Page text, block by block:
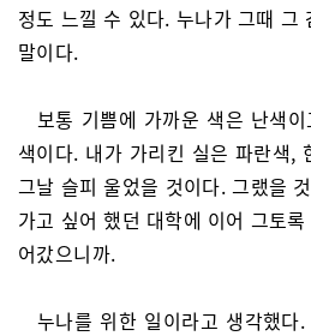
정도 느낄 수 있다. 누나가 그때 그
말이다.
보통 기쁨에 가까운 색은 난색
색이다. 내가 가리킨 실은 파란색,
그날 슬피 울었을 것이다. 그랬을
가고 싶어 했던 대학에 이어 그토
어갔으니까.
누나를 위한 일이라고 생각했